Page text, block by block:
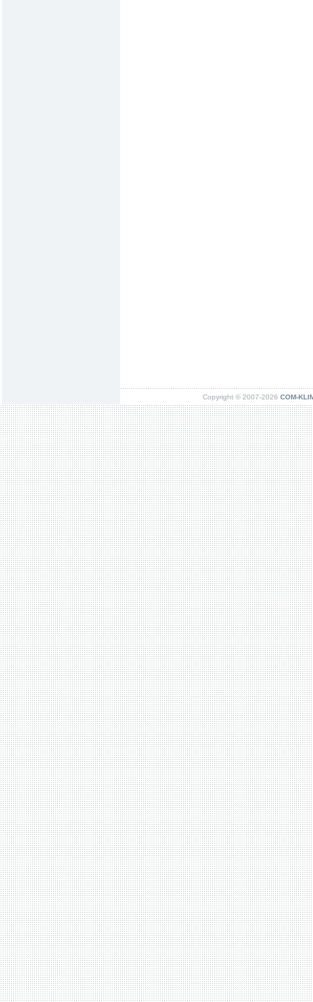
Copyright © 2007-2026 COM-